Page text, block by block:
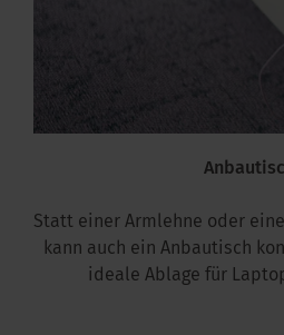
Statt einer Armlehne oder
kann auch ein Anbautisch
ideale Ablage für